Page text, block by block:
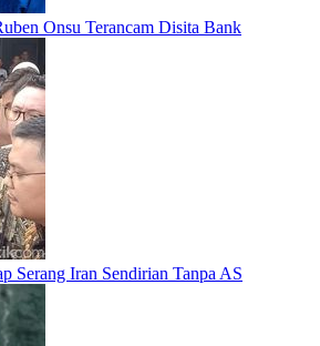
Onsu Terancam Disita Bank
Serang Iran Sendirian Tanpa AS